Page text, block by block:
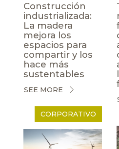
Construcción
industrializada:
La madera
mejora los
espacios para
compartir y los
hace más
sustentables
SEE MORE
CORPORATIVO